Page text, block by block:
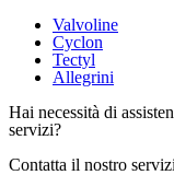
Valvoline
Cyclon
Tectyl
Allegrini
Hai necessità di
servizi?
Contatta il nostro